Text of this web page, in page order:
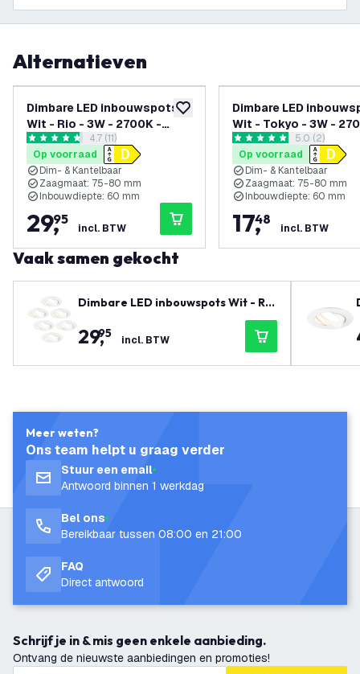
Alternatieven
toevoegen aan verlanglijst
Dimbare LED inbouwspots
Wit - Rio - 3W - 2700K -
ø85mm - 6 packreviews drawer openen
4.7 score sterren4.7 (11)
Op voorraad
Dim- & Kantelbaar
Zaagmaat: 75-80 mm
Inbouwdiepte: 60 mm
29,
95
incl. BTW
Dimbare LED
Wit - Tokyo - 3W -
ø92mm - 3 pack
reviews
5 score sterren5.0 (2)
Op voorraad
Dim- & Kantelbaar
Zaagmaat: 75-80 mm
Inbouwdiepte: 60 mm
17,
48
incl. BTW
Vaak samen gekocht
Dimbare LED inbouwspots Wit - Rio
- 3W - 2700K - ø85mm - 6 pack
29,
95 incl. BTW
Meer weten?
Ons team helpt u graag verder
Stuur een email
Antwoord binnen 1 werkdag
Bel ons
Bereikbaar tussen 08:00 en 21:00
FAQ
Direct antwoord
Schrijf je in & mis geen enkele aanbieding.
Ontvang de nieuwste aanbiedingen en promoties!